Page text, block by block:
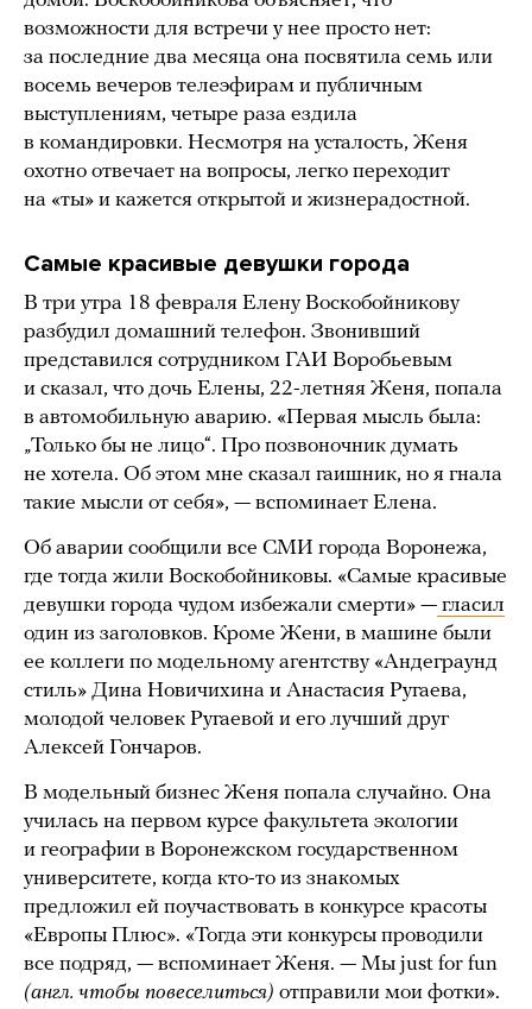
возможности для встречи у нее просто нет:
за последние два месяца она посвятила семь или
восемь вечеров телеэфирам и публичным
выступлениям, четыре раза ездила
в командировки. Несмотря на усталость, Женя
охотно отвечает на вопросы, легко переходит
на «ты» и кажется открытой и жизнерадостной.
Самые красивые девушки города
В три утра 18 февраля Елену Воскобойникову
разбудил домашний телефон. Звонивший
представился сотрудником ГАИ Воробьевым
и сказал, что дочь Елены, 22-летняя Женя, попала
в автомобильную аварию. «Первая мысль была:
„Только бы не лицо“. Про позвоночник думать
не хотела. Об этом мне сказал гаишник, но я гнала
такие мысли от себя», — вспоминает Елена.
Об аварии сообщили все СМИ города Воронежа,
где тогда жили Воскобойниковы. «Самые красивые
девушки города чудом избежали смерти» — гласил
один из заголовков. Кроме Жени, в машине были
ее коллеги по модельному агентству «Андеграунд
стиль» Дина Новичихина и Анастасия Ругаева,
молодой человек Ругаевой и его лучший друг
Алексей Гончаров.
В модельный бизнес Женя попала случайно. Она
училась на первом курсе факультета экологии
и географии в Воронежском государственном
университете, когда кто-то из знакомых
предложил ей поучаствовать в конкурсе красоты
«Европы Плюс». «Тогда эти конкурсы проводили
все подряд, — вспоминает Женя. — Мы just for fun
(англ. чтобы повеселиться) отправили мои фотки».